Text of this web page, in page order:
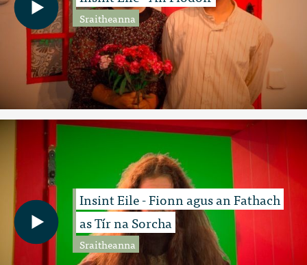
Sraitheanna
Insint Eile - Fionn agus an Fathach
as Tír na Sorcha
Sraitheanna